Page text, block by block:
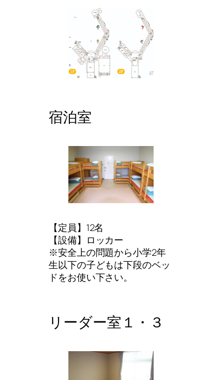
創作室１
創作室２
グラウンド
ベランダ
宿泊室
【定員】12名
【設備】ロッカー
※安全上の問題から小学2年
生以下の子どもは下段のベッ
ドをお使い下さい。
リーダー室１・３